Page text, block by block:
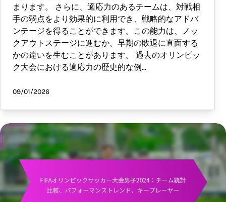
まります。 さらに、適応力のあるチームは、対戦相
手の弱点をより効果的に利用でき、戦略的なアドバ
ンテージを得ることができます。この能力は、ノッ
クアウトステージに進むか、早期の敗退に直面する
かの違いを生むことがあります。 過去のオリンピッ
ク大会における適応力の歴史的な例…
09/01/2026